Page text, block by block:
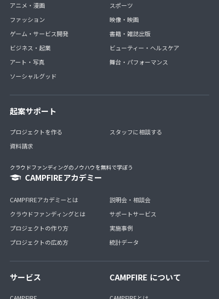
アニメ・漫画
ファッション
ゲーム・サービス開発
ビジネス・起業
アート・写真
ソーシャルグッド
スポーツ
映像・映画
書籍・雑誌出版
ビューティー・ヘルスケア
舞台・パフォーマンス
起案サポート
プロジェクトを作る
資料請求
スタッフに相談する
クラウドファンディングのノウハウを無料で学ぼう
CAMPFIREアカデミー
CAMPFIREアカデミーとは
クラウドファンディングとは
プロジェクトの作り方
プロジェクトの広め方
説明会・相談会
サポートサービス
実施事例
統計データ
サービス CAMPFIRE について